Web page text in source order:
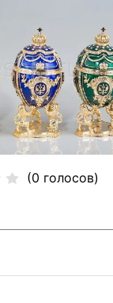
(0 голосов)